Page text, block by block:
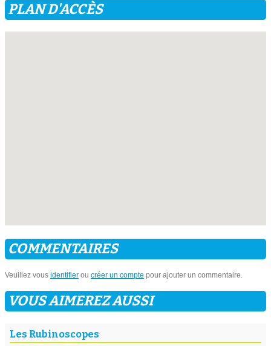
PLAN D'ACCÈS
COMMENTAIRES
Veuillez vous identifier ou créer un compte pour ajouter un commentaire.
VOUS AIMEREZ AUSSI
Les Rubinoscopes